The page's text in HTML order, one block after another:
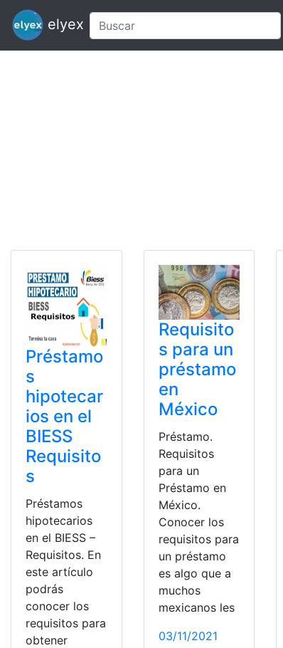
elyex
Préstamo
s
hipotecar
ios en el
BIESS
Requisito
s
Préstamos
hipotecarios
en el BIESS –
Requisitos. En
este artículo
podrás
conocer los
requisitos para
obtener
Requisito
s para un
préstamo
en
México
Préstamo.
Requisitos
para un
Préstamo en
México.
Conocer los
requisitos para
un préstamo
es algo que a
muchos
mexicanos les
03/11/2021